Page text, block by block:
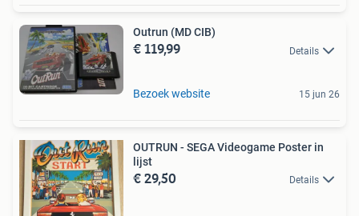
Outrun (MD CIB)
€ 119,99 Details
Bezoek website 15 jun 26
OUTRUN - SEGA Videogame Poster in
lijst
€ 29,50 Details